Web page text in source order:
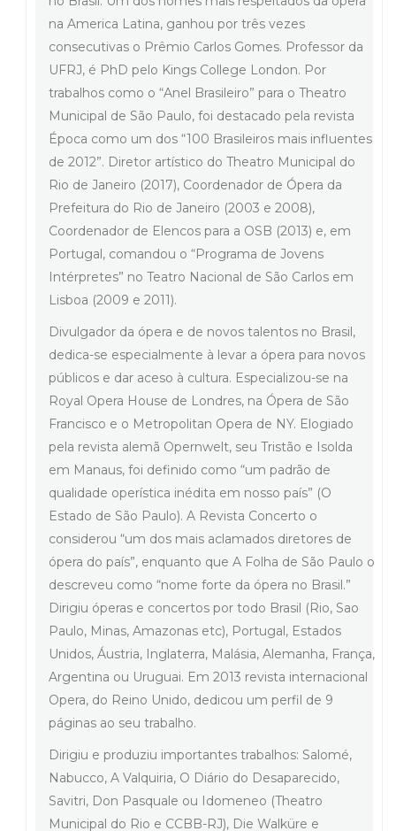
na America Latina, ganhou por três vezes
consecutivas o Prêmio Carlos Gomes. Professor da
UFRJ, é PhD pelo Kings College London. Por
trabalhos como o “Anel Brasileiro” para o Theatro
Municipal de São Paulo, foi destacado pela revista
Época como um dos “100 Brasileiros mais influentes
de 2012”. Diretor artístico do Theatro Municipal do
Rio de Janeiro (2017), Coordenador de Ópera da
Prefeitura do Rio de Janeiro (2003 e 2008),
Coordenador de Elencos para a OSB (2013) e, em
Portugal, comandou o “Programa de Jovens
Intérpretes” no Teatro Nacional de São Carlos em
Lisboa (2009 e 2011).
Divulgador da ópera e de novos talentos no Brasil,
dedica-se especialmente à levar a ópera para novos
públicos e dar aceso à cultura. Especializou-se na
Royal Opera House de Londres, na Ópera de São
Francisco e o Metropolitan Opera de NY. Elogiado
pela revista alemã Opernwelt, seu Tristão e Isolda
em Manaus, foi definido como “um padrão de
qualidade operística inédita em nosso país” (O
Estado de São Paulo). A Revista Concerto o
considerou “um dos mais aclamados diretores de
ópera do país”, enquanto que A Folha de São Paulo o
descreveu como “nome forte da ópera no Brasil.”
Dirigiu óperas e concertos por todo Brasil (Rio, Sao
Paulo, Minas, Amazonas etc), Portugal, Estados
Unidos, Áustria, Inglaterra, Malásia, Alemanha, França,
Argentina ou Uruguai. Em 2013 revista internacional
Opera, do Reino Unido, dedicou um perfil de 9
páginas ao seu trabalho.
Dirigiu e produziu importantes trabalhos: Salomé,
Nabucco, A Valquiria, O Diário do Desaparecido,
Savitri, Don Pasquale ou Idomeneo (Theatro
Municipal do Rio e CCBB-RJ), Die Walküre e